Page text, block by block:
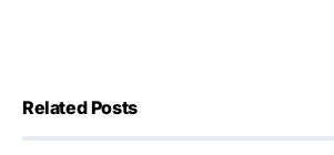
Related Posts